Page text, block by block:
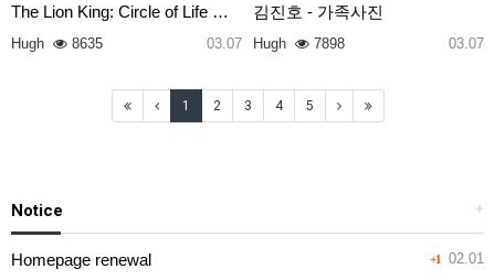
The Lion King: Circle of Life …
Hugh 8635 03.07
김진호 - 가족사진
Hugh 7898 03.07
1 2 3 4 5
+
Notice
+1 02.01
Homepage renewal